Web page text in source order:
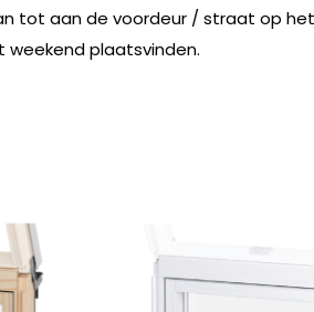
tot aan de voordeur / straat op
weekend plaatsvinden.